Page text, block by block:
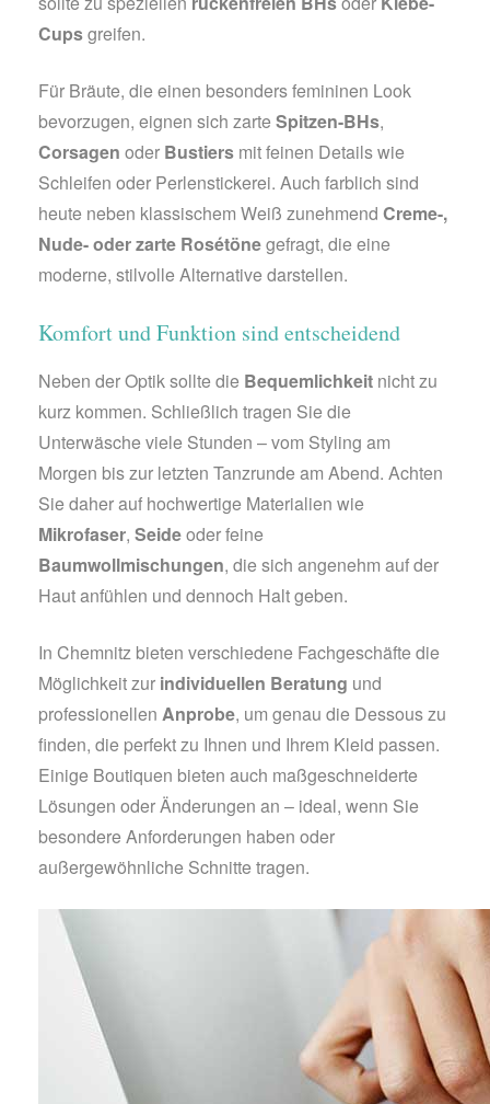
Cupsgreifen.
Für Bräute, die einen besonders femininen Look
bevorzugen, eignen sich zarte Spitzen-BHs,
Corsagen oder Bustiers mit feinen Details wie
Schleifen oder Perlenstickerei. Auch farblich sind
heute neben klassischem Weiß zunehmend Creme-,
Nude- oder zarte Rosétönegefragt, die eine
moderne, stilvolle Alternative darstellen.
Komfort und Funktion sind entscheidend
Neben der Optik sollte die Bequemlichkeit nicht zu
kurz kommen. Schließlich tragen Sie die
Unterwäsche viele Stunden – vom Styling am
Morgen bis zur letzten Tanzrunde am Abend. Achten
Sie daher auf hochwertige Materialien wie
Mikrofaser, Seideoder feine
Baumwollmischungen, die sich angenehm auf der
Haut anfühlen und dennoch Halt geben.
In Chemnitz bieten verschiedene Fachgeschäfte die
Möglichkeit zur individuellen Beratung und
professionellen Anprobe, um genau die Dessous zu
finden, die perfekt zu Ihnen und Ihrem Kleid passen.
Einige Boutiquen bieten auch maßgeschneiderte
Lösungen oder Änderungen an – ideal, wenn Sie
besondere Anforderungen haben oder
außergewöhnliche Schnitte tragen.